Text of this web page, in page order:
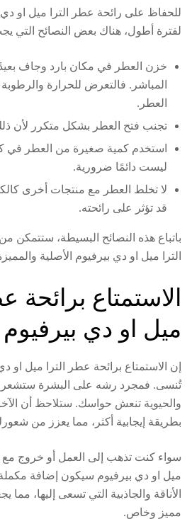
للحفاظ على رائحة عطر الترا ميل او دي
لفترة أطول، هناك بعض النصائح التي يجب
خزن العطر في مكان بارد وجاف
المباشر. فالتعرض للحرارة والرطوبة
العطر.
تجنب فتح العطر بشكل متكرر لأن ذلك
استخدم كمية صغيرة من العطر في كل
ليست دائمًا ضرورية.
لا تخلط العطر مع منتجات أخرى
قد تؤثر على رائحته.
باتباع هذه النصائح البسيطة، ستتمكن من
الترا ميل او دي بيرفيوم الأصلية
الاستمتاع برائحة
ميل او دي بيرفيوم
إن الاستمتاع برائحة عطر الترا ميل او دي
تُنسى. فمجرد رشه على البشرة ستشعر
والحيوية تنعش حواسك. ستلاحظ أن
بطريقة إيجابية أكثر، مما يعزز من شعورك
سواء كنت تذهب إلى العمل أو خروج مع
ميل او دي بيرفيوم سيكون إضافة مكملة
الأناقة والجاذبية التي تسعى إليها،
مميز وخاص.